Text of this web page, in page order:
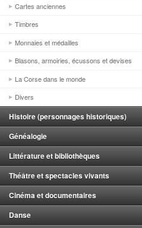
Cartes anciennes
Timbres
Monnaies et médailles
Blasons, armoiries, écussons et devises
La Corse dans le monde
Divers
Histoire (personnages historiques)
Généalogie
Littérature et bibliothèques
Théâtre et spectacles vivants
Cinéma et documentaires
Danse